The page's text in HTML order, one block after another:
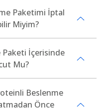
Paketimi İptal
Miyim?
Paketi İçerisinde
Mu?
Beslenme
Önce